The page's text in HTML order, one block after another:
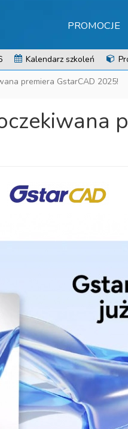
PROMOCJE
Kalendarz szkoleń
premiera GstarCAD 2025!